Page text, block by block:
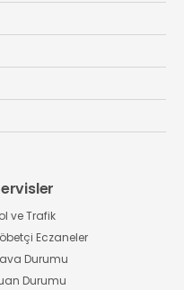
ve Trafik
Eczaneler
Durumu
Durumu